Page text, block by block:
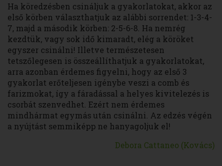
Ha köredzésben csináljuk a gyakorlatokat, akkor az
első körben választhatjuk az alábbi sorrendet: 1-3-4-
7, majd a második körben: 2-5-6-8. Ha nemrég
kezdtük, vagy sok idő kimaradt, elég a köröket
egyszer csinálni! Illetve természetesen
tetszőlegesen is összeállíthatjuk a gyakorlatokat,
arra azonban érdemes figyelni, hogy az első 3
gyakorlat erőteljesen igénybe veszi a comb és
farizmokat, így a fáradással a helyes kivitelezés is
csorbát szenvedhet. Ezért nem érdemes
mindhármat egymás után csinálni. Az edzés végén
a nyújtást semmiképp ne hanyagoljuk el!
Debora Cattaneo (Kovács)